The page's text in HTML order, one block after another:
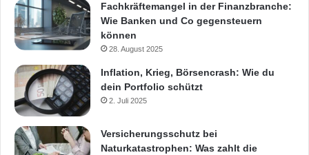
Fachkräftemangel in der Finanzbranche:
Wie Banken und Co gegensteuern
können
28. August 2025
Inflation, Krieg, Börsencrash: Wie du
dein Portfolio schützt
2. Juli 2025
Versicherungsschutz bei
Naturkatastrophen: Was zahlt die